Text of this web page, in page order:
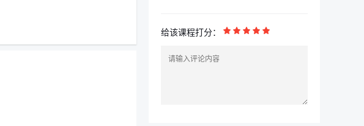
给该课程打分：